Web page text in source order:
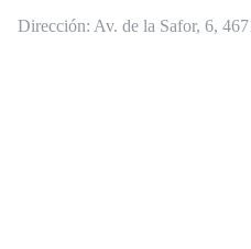
Dirección: Av. de la Safor, 6,